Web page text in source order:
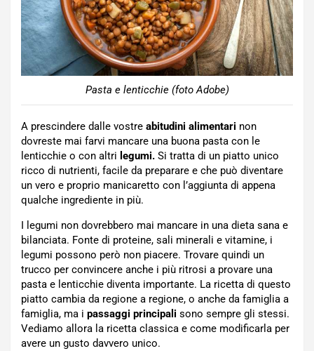
Pasta e lenticchie (foto Adobe)
A prescindere dalle vostre abitudini alimentari non
dovreste mai farvi mancare una buona pasta con le
lenticchie o con altri legumi. Si tratta di un piatto unico
ricco di nutrienti, facile da preparare e che può diventare
un vero e proprio manicaretto con l’aggiunta di appena
qualche ingrediente in più.
I legumi non dovrebbero mai mancare in una dieta sana e
bilanciata. Fonte di proteine, sali minerali e vitamine, i
legumi possono però non piacere. Trovare quindi un
trucco per convincere anche i più ritrosi a provare una
pasta e lenticchie diventa importante. La ricetta di questo
piatto cambia da regione a regione, o anche da famiglia a
famiglia, ma i passaggi principali sono sempre gli stessi.
Vediamo allora la ricetta classica e come modificarla per
avere un gusto davvero unico.